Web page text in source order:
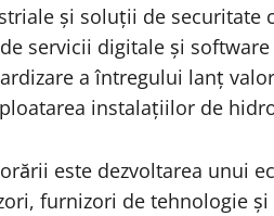
și soluții de securitate
servicii digitale și
a întregului lanț
instalațiilor de
este dezvoltarea unui
furnizori de tehnologie